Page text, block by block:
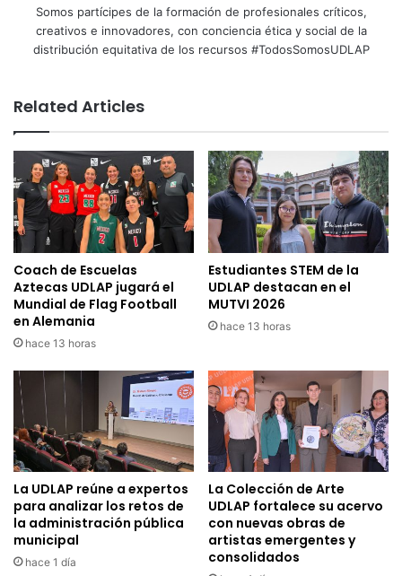
Somos partícipes de la formación de profesionales críticos,
creativos e innovadores, con conciencia ética y social de la
distribución equitativa de los recursos #TodosSomosUDLAP
Related Articles
Coach de Escuelas
Aztecas UDLAP jugará el
Mundial de Flag Football
en Alemania
hace 13 horas
Estudiantes STEM de la
UDLAP destacan en el
MUTVI 2026
hace 13 horas
La UDLAP reúne a expertos
para analizar los retos de
la administración pública
municipal
hace 1 día
La Colección de Arte
UDLAP fortalece su acervo
con nuevas obras de
artistas emergentes y
consolidados